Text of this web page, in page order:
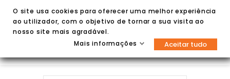

O site usa cookies para oferecer uma melhor experiência
ao utilizador, com o objetivo de tornar a sua visita ao
nosso site mais agradável.
Mais informações
Aceitar tudo